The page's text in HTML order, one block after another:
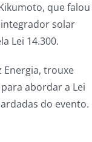
que falou
solar
Lei 14.300.
Energia, trouxe
abordar a Lei
do evento.